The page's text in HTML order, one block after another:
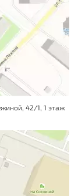
42/1, 1 этаж